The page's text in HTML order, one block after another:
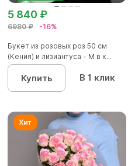
6980 ₽ -16%
5 840 ₽
Букет из розовых роз 50 см
(Кения) и лизиантуса - М в к...
Купить В 1 клик